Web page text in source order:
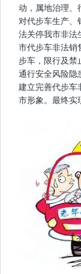
动，属地治理、
对代步车生产、
法关停我市非法
市代步车非法销
步车，限行及禁
通行安全风险隐
建立完善代步车
市形象。最终实